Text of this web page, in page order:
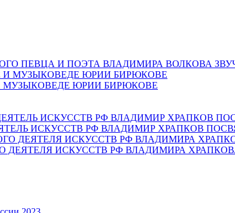
ПЕВЦА И ПОЭТА ВЛАДИМИРА ВОЛКОВА
МУЗЫКОВЕДЕ ЮРИИ БИРЮКОВЕ
ИСКУССТВ РФ ВЛАДИМИР ХРАПКОВ
ДЕЯТЕЛЯ ИСКУССТВ РФ ВЛАДИМИРА